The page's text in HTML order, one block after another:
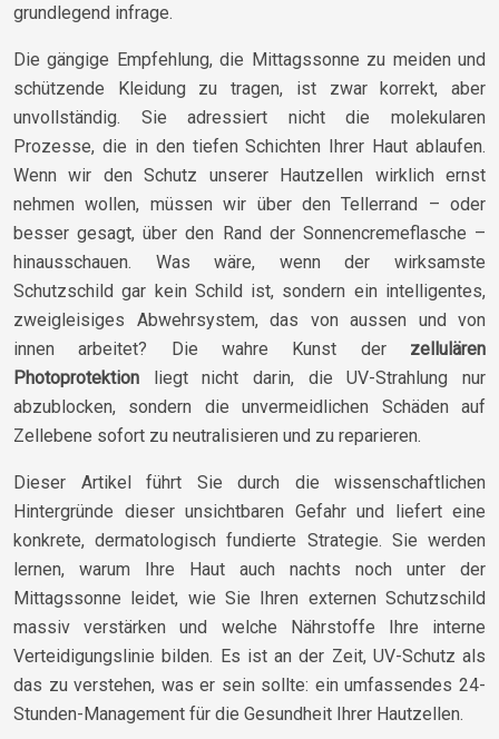
grundlegend infrage.
Die gängige Empfehlung, die Mittagssonne zu meiden und
schützende Kleidung zu tragen, ist zwar korrekt, aber
unvollständig. Sie adressiert nicht die molekularen
Prozesse, die in den tiefen Schichten Ihrer Haut ablaufen.
Wenn wir den Schutz unserer Hautzellen wirklich ernst
nehmen wollen, müssen wir über den Tellerrand – oder
besser gesagt, über den Rand der Sonnencremeflasche –
hinausschauen. Was wäre, wenn der wirksamste
Schutzschild gar kein Schild ist, sondern ein intelligentes,
zweigleisiges Abwehrsystem, das von aussen und von
innen arbeitet? Die wahre Kunst der zellulären
Photoprotektion liegt nicht darin, die UV-Strahlung nur
abzublocken, sondern die unvermeidlichen Schäden auf
Zellebene sofort zu neutralisieren und zu reparieren.
Dieser Artikel führt Sie durch die wissenschaftlichen
Hintergründe dieser unsichtbaren Gefahr und liefert eine
konkrete, dermatologisch fundierte Strategie. Sie werden
lernen, warum Ihre Haut auch nachts noch unter der
Mittagssonne leidet, wie Sie Ihren externen Schutzschild
massiv verstärken und welche Nährstoffe Ihre interne
Verteidigungslinie bilden. Es ist an der Zeit, UV-Schutz als
das zu verstehen, was er sein sollte: ein umfassendes 24-
Stunden-Management für die Gesundheit Ihrer Hautzellen.